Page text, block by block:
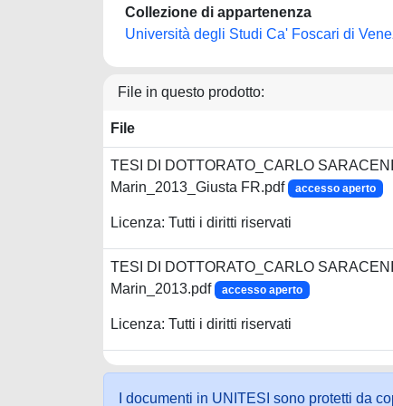
Collezione di appartenenza
Università degli Studi Ca' Foscari di
File in questo prodotto:
File
TESI DI DOTTORATO_CARLO
Marin_2013_Giusta FR.pdf
accesso aperto
Licenza: Tutti i diritti riservati
TESI DI DOTTORATO_CARLO
Marin_2013.pdf
accesso aperto
Licenza: Tutti i diritti riservati
I documenti in UNITESI sono protetti da